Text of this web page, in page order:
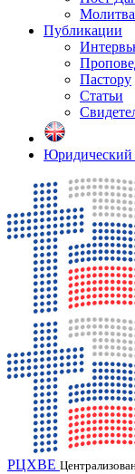
Публикации
Пастору
Статьи
Юридический
РЦХВЕ